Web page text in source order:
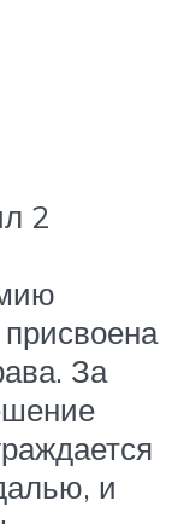
2
За
и